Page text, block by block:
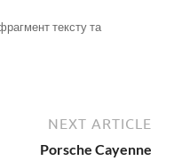
тексту та
NEXT ARTICLE
Porsche Cayenne